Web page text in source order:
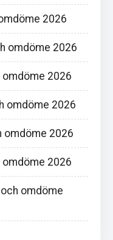
2026
omdöme 2026
2026
omdöme 2026
omdöme 2026
2026
omdöme